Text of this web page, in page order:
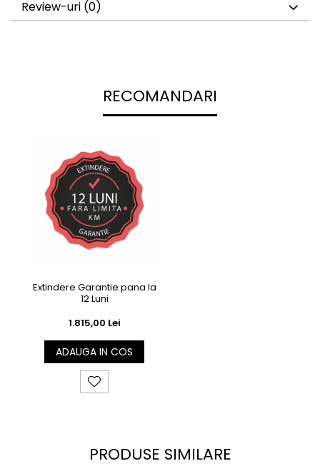
Review-uri (0)
RECOMANDARI
Extindere Garantie pana la
12 Luni
1.815,00 Lei
ADAUGA IN COS
PRODUSE SIMILARE